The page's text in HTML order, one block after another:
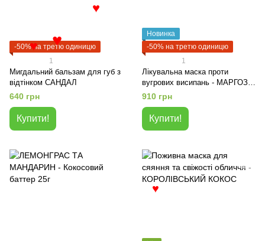
-50% на третю одиницю
1
Мигдальний бальзам для губ з
відтінком САНДАЛ
640 грн
Купити!
Новинка
-50% на третю одиницю
1
Лікувальна маска проти
вугрових висипань - МАРГОЗА
ТА ЧАЙНЕ ДЕРЕВО
910 грн
Купити!
♥